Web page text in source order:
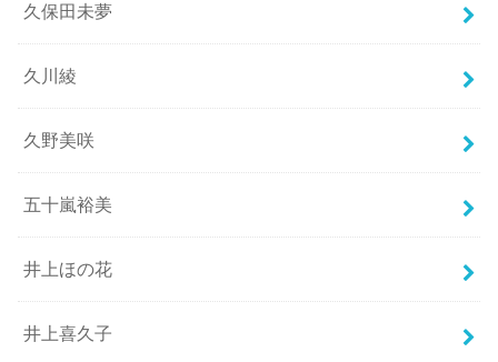
久保田未夢
久川綾
久野美咲
五十嵐裕美
井上ほの花
井上喜久子